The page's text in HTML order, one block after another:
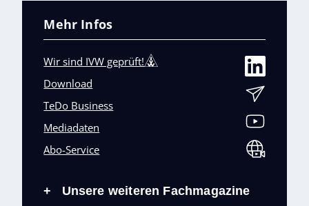
Mehr Infos
Wir sind IVW geprüft!
Download
TeDo Business
Mediadaten
Abo-Service
+ Unsere weiteren Fachmagazine